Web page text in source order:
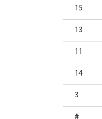
15
13
11
14
3
#